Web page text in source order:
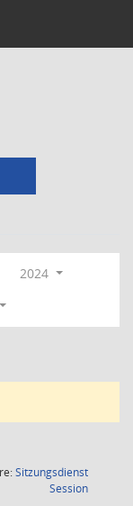
2024
Sitzungsdienst
Session(Wird in